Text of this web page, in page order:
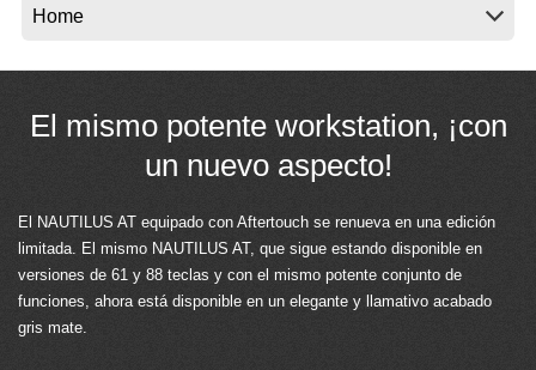
El mismo potente workstation, ¡con
un nuevo aspecto!
El NAUTILUS AT equipado con Aftertouch se renueva en una edición
limitada. El mismo NAUTILUS AT, que sigue estando disponible en
versiones de 61 y 88 teclas y con el mismo potente conjunto de
funciones, ahora está disponible en un elegante y llamativo acabado
gris mate.